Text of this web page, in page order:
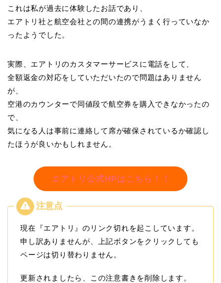
これは私が過去に体験したお話であり、
エアトリ社と航空会社との間の連携がうまく行っていなか
ったようでした。
実際、エアトリのカスタマーサービスに電話をして、
全額返金の対応をしていただいたので問題はありません
が、
空港のカウンターで同値段で航空券を購入できなかったの
で、
気になる人は事前に連絡して席が確保されているか確認し
たほうが良いかもしれません。
エアトリ公式HPはこちら！！
現在『エアトリ』のリンク切れを起こしています。
申し訳ありませんが、上記ボタンをクリックしても
ページは切り替わりません。
更新されましたら、この注意書きを削除します。